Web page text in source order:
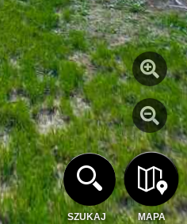
MAPA
SZUKAJ